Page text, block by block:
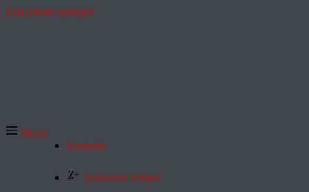
Zum Inhalt springen
Menü
Startseite
Exklusive Artikel